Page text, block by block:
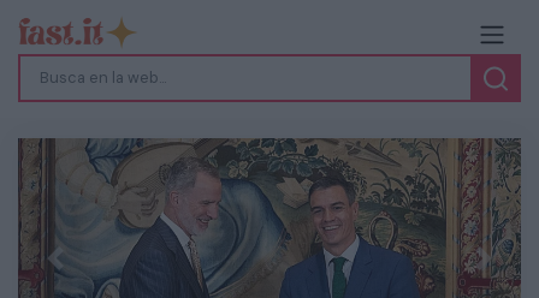
Previous Next